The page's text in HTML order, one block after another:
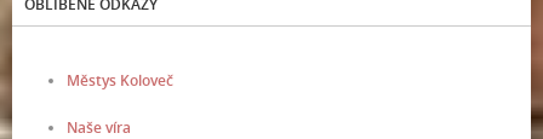
Městys Koloveč
Naše víra